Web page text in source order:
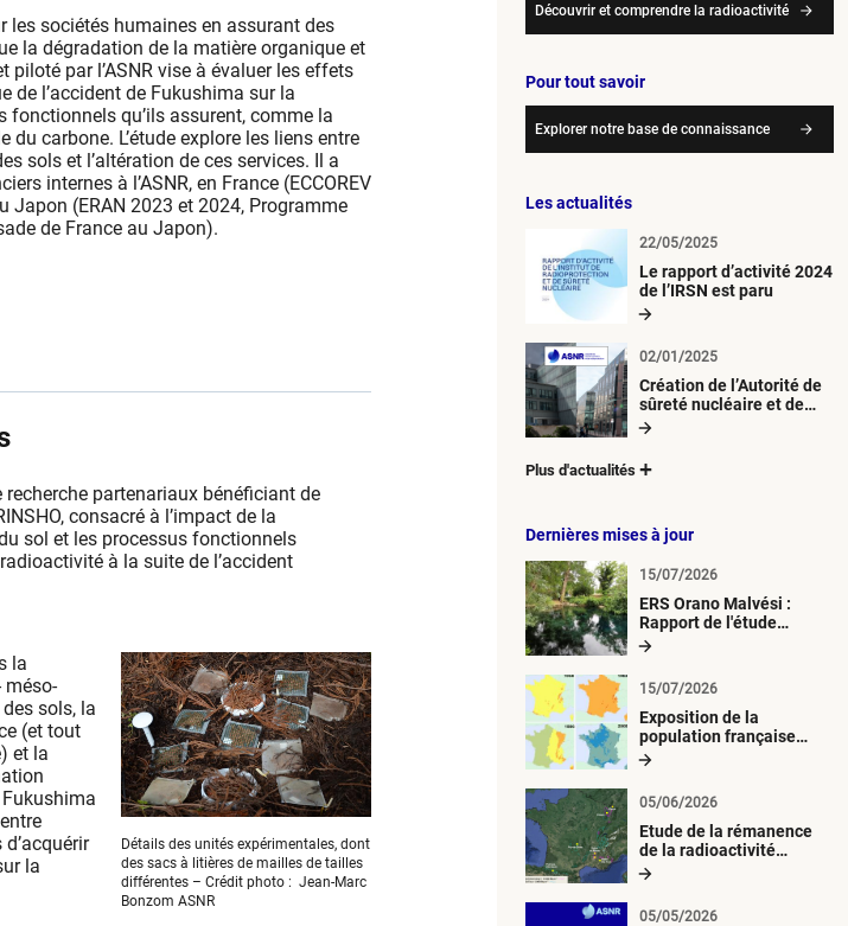
les sociétés humaines en assurant des
la dégradation de la matière organique et
piloté par l’ASNR vise à évaluer les effets
de l’accident de Fukushima sur la
fonctionnels qu’ils assurent, comme la
carbone. L’étude explore les liens entre
sols et l’altération de ces services. Il a
internes à l’ASNR, en France (ECCOREV
Japon (ERAN 2023 et 2024, Programme
de France au Japon).
recherche partenariaux bénéficiant de
consacré à l’impact de la
sol et les processus fonctionnels
à la suite de l’accident
Détails des unités expérimentales, dont
des sacs à litières de mailles de tailles
différentes – Crédit photo : Jean-Marc
Bonzom ASNR
la
méso-
sols, la
(et tout
et la
la
Découvrir et comprendre la radioactivité
Pour tout savoir
Explorer notre base de connaissance
Les actualités
Le rapport d’activité 2024
de l’IRSN est paru
22/05/2025
Création de l’Autorité de
sûreté nucléaire et de
radioprotection (ASNR)
02/01/2025
Plus d'actualités
Dernières mises à jour
ERS Orano Malvési :
Rapport de l'étude
radiologique du milieu
15/07/2026
Exposition de la
population française
métropolitaine aux
atmosphériques
radioactives depuis 1945
15/07/2026
Etude de la rémanence
de la radioactivité
d’origine artificielle
05/06/2026
05/05/2026